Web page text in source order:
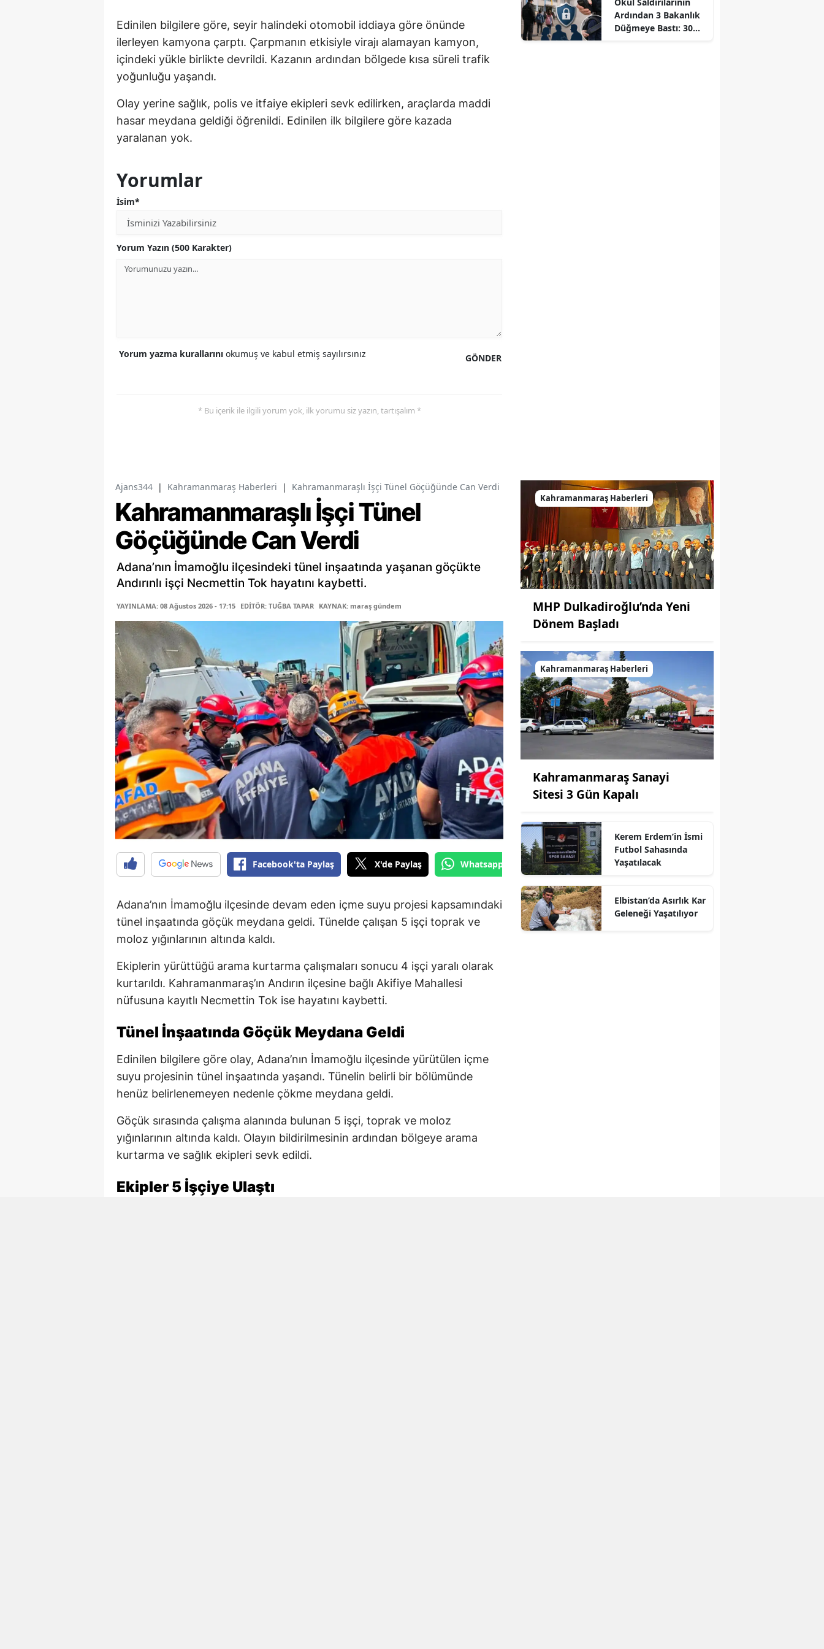
Edinilen bilgilere göre, seyir halindeki otomobil iddiaya göre önünde
ilerleyen kamyona çarptı. Çarpmanın etkisiyle virajı alamayan kamyon,
içindeki yükle birlikte devrildi. Kazanın ardından bölgede kısa süreli trafik
yoğunluğu yaşandı.
Olay yerine sağlık, polis ve itfaiye ekipleri sevk edilirken, araçlarda maddi
hasar meydana geldiği öğrenildi. Edinilen ilk bilgilere göre kazada
yaralanan yok.
Yorumlar
İsim*
Yorum Yazın (500 Karakter)
GÖNDER
Yorum yazma kurallarını okumuş ve kabul etmiş sayılırsınız
* Bu içerik ile ilgili yorum yok, ilk yorumu siz yazın, tartışalım *
Ardından 3 Bakanlık
Düğmeye Bastı: 30
Ajans344 | Kahramanmaraş Haberleri | Kahramanmaraşlı İşçi Tünel Göçüğünde Can Verdi
Kahramanmaraşlı İşçi Tünel
Göçüğünde Can Verdi
Adana’nın İmamoğlu ilçesindeki tünel inşaatında yaşanan göçükte
Andırınlı işçi Necmettin Tok hayatını kaybetti.
YAYINLAMA: 08 Ağustos 2026 - 17:15 EDİTÖR: TUĞBA TAPAR KAYNAK: maraş gündem
Facebook'ta Paylaş X'de Paylaş Whatsapp'tan Gönder
Adana’nın İmamoğlu ilçesinde devam eden içme suyu projesi kapsamındaki
tünel inşaatında göçük meydana geldi. Tünelde çalışan 5 işçi toprak ve
moloz yığınlarının altında kaldı.
Ekiplerin yürüttüğü arama kurtarma çalışmaları sonucu 4 işçi yaralı olarak
kurtarıldı. Kahramanmaraş’ın Andırın ilçesine bağlı Akifiye Mahallesi
nüfusuna kayıtlı Necmettin Tok ise hayatını kaybetti.
Tünel İnşaatında Göçük Meydana Geldi
Edinilen bilgilere göre olay, Adana’nın İmamoğlu ilçesinde yürütülen içme
suyu projesinin tünel inşaatında yaşandı. Tünelin belirli bir bölümünde
henüz belirlenemeyen nedenle çökme meydana geldi.
Göçük sırasında çalışma alanında bulunan 5 işçi, toprak ve moloz
yığınlarının altında kaldı. Olayın bildirilmesinin ardından bölgeye arama
kurtarma ve sağlık ekipleri sevk edildi.
Ekipler 5 İşçiye Ulaştı
Kahramanmaraş Haberleri
MHP Dulkadiroğlu’nda Yeni
Dönem Başladı
Kahramanmaraş Haberleri
Kahramanmaraş Sanayi
Sitesi 3 Gün Kapalı
Kerem Erdem’in İsmi
Futbol Sahasında
Yaşatılacak
Elbistan’da Asırlık Kar
Geleneği Yaşatılıyor